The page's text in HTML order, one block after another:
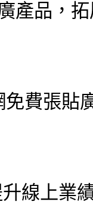
產品，
免費張貼
線上業